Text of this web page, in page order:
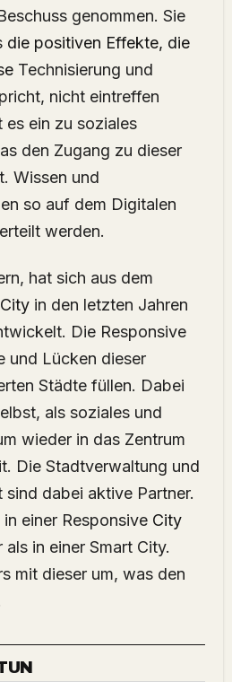
genommen. Sie
die positiven Effekte, die
Technisierung und
nicht eintreffen
ein zu soziales
den Zugang zu dieser
Wissen und
so auf dem Digitalen
werden.
hat sich aus dem
in den letzten Jahren
Die Responsive
und Lücken dieser
Städte füllen. Dabei
als soziales und
wieder in das Zentrum
Die Stadtverwaltung und
dabei aktive Partner.
einer Responsive City
in einer Smart City.
mit dieser um, was den